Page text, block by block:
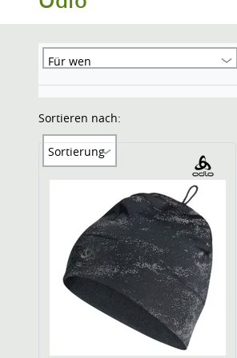
Für wen
Sortieren nach:
Sortierung